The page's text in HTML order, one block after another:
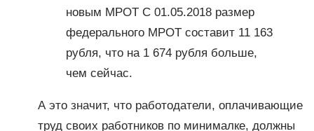
новым МРОТ С 01.05.2018 размер
федерального МРОТ составит 11 163
рубля, что на 1 674 рубля больше,
чем сейчас.
А это значит, что работодатели, оплачивающие
труд своих работников по минималке, должны